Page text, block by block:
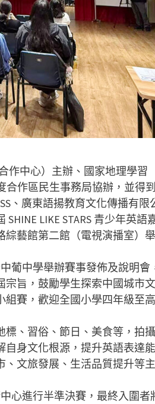
作中心）主辦、國家地理學習
度合作區民生事務局協辦，並得
、廣東語揚教育文化傳播有限
LIKE STARS 青少年英語
綜藝館第二館（電視演播室）
葡中學舉辦賽事發佈及說明會
宗旨，鼓勵學生探索中國城市文
賽，歡迎全國小學四年級至
、習俗、節日、美食等，拍
自身文化根源，提升英語表達能
文旅發展、生活品質提升等主
心進行半準決賽，最終入圍者